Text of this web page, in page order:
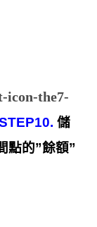
icon-the7-
儲
點的”餘額”